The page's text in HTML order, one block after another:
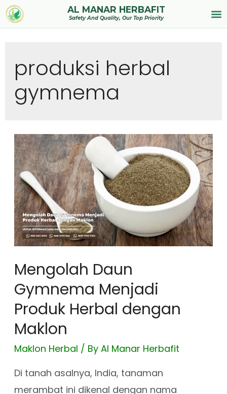
AL MANAR HERBAFIT
Safety And Quality, Our Top Priority
produksi herbal
gymnema
Mengolah Daun
Gymnema Menjadi
Produk Herbal dengan
Maklon
Maklon Herbal / By Al Manar Herbafit
Di tanah asalnya, India, tanaman
merambat ini dikenal dengan nama